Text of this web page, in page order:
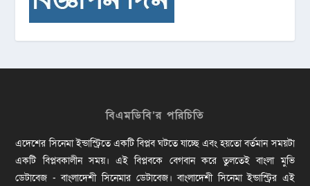
বিএমডিবি’র পরিচিতি
এদেশের সিনেমা ইন্ডাস্ট্রিতে একটি বিপ্লব ঘটতে যাচ্ছে এবং হয়তো বর্তমান সময়টা
একটি বিপ্লবকালীন সময়। এই বিপ্লবকে বেগবান করে তুলতেই বাংলা মুভি
ডেটাবেজ - বাংলাদেশী সিনেমার ডেটাবেজ। বাংলাদেশী সিনেমা ইন্ডাস্ট্রির এই